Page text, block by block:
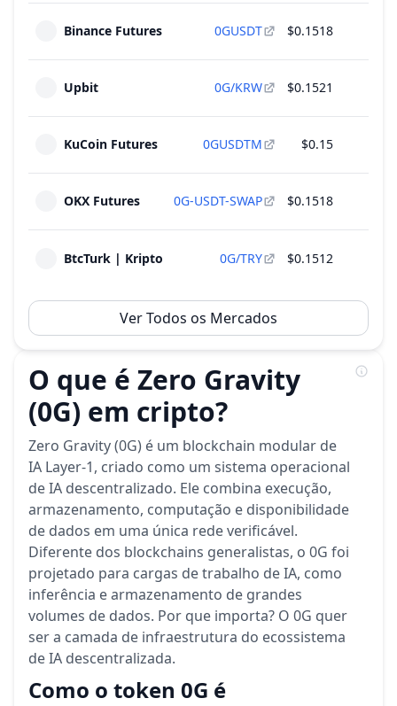
~$3.13 M(9.67% do M.Cap
4 Rodadas
22
suprimento total
~$3.13 M ( 9.67% do M.Cap
Binance Futures 0GUSDT $0.1518
Upbit 0G/KRW $0.1521
KuCoin Futures 0GUSDTM $0.15
OKX Futures 0G-USDT-SWAP $0.1518
BtcTurk | Kripto 0G/TRY $0.1512
Ver Todos os Mercados
O que é Zero Gravity
(0G) em cripto?
Zero Gravity (0G) é um blockchain modular de
IA Layer-1, criado como um sistema operacional
de IA descentralizado. Ele combina execução,
armazenamento, computação e disponibilidade
de dados em uma única rede verificável.
Diferente dos blockchains generalistas, o 0G foi
projetado para cargas de trabalho de IA, como
inferência e armazenamento de grandes
volumes de dados. Por que importa? O 0G quer
ser a camada de infraestrutura do ecossistema
de IA descentralizada.
Como o token 0G é